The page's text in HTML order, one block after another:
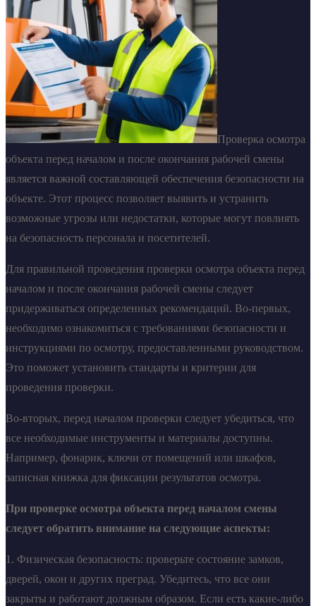
Проверка осмотра
объекта перед началом и после окончания рабочей смены
является важной составляющей обеспечения безопасности на
объекте. Этот процесс позволяет выявить и устранить
возможные угрозы или недостатки, которые могут повлиять
на безопасность персонала и посетителей.
Для правильной проведения проверки осмотра объекта перед
началом и после окончания рабочей смены следует
придерживаться определенных рекомендаций. Во-первых,
необходимо ознакомиться с требованиями безопасности и
инструкциями по осмотру, предоставленными руководством.
Это поможет установить стандарты и критерии для
проведения проверки.
Во-вторых, перед началом проверки следует убедиться, что
все необходимые инструменты и материалы доступны.
Например, фонарик, ключи от помещений или шкафов,
записная книжка для фиксации результатов осмотра.
При проверке осмотра объекта перед началом смены
следует обратить внимание на следующие аспекты:
1. Физическая безопасность: проверьте состояние замков,
дверей, окон и других преград. Убедитесь, что все они
закрыты и работают должным образом. Если есть какие-либо